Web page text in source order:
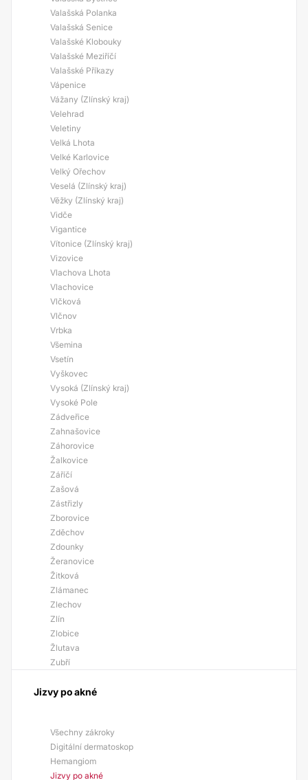
Valašská Polanka
Valašská Senice
Valašské Klobouky
Valašské Meziříčí
Valašské Příkazy
Vápenice
Vážany (Zlínský kraj)
Velehrad
Veletiny
Velká Lhota
Velké Karlovice
Velký Ořechov
Veselá (Zlínský kraj)
Věžky (Zlínský kraj)
Vidče
Vigantice
Vítonice (Zlínský kraj)
Vizovice
Vlachova Lhota
Vlachovice
Vlčková
Vlčnov
Vrbka
Všemina
Vsetín
Vyškovec
Vysoká (Zlínský kraj)
Vysoké Pole
Zádveřice
Zahnašovice
Záhorovice
Žalkovice
Záříčí
Zašová
Zástřizly
Zborovice
Zděchov
Zdounky
Žeranovice
Žitková
Zlámanec
Zlechov
Zlín
Zlobice
Žlutava
Zubří
Jizvy po akné
Všechny zákroky
Digitální dermatoskop
Hemangiom
Jizvy po akné